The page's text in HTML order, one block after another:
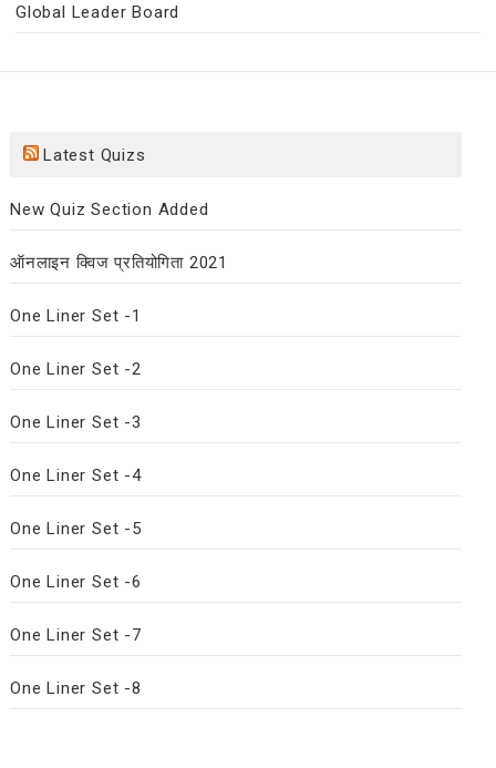
Global Leader Board
Latest Quizs
New Quiz Section Added
ऑनलाइन क्विज प्रतियोगिता 2021
One Liner Set -1
One Liner Set -2
One Liner Set -3
One Liner Set -4
One Liner Set -5
One Liner Set -6
One Liner Set -7
One Liner Set -8